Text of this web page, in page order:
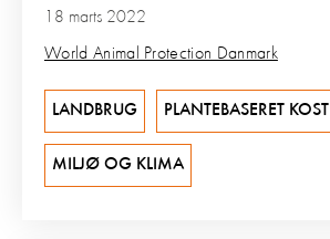
18 marts 2022
World Animal Protection Danmark
LANDBRUG PLANTEBASERET KOST
MILJØ OG KLIMA